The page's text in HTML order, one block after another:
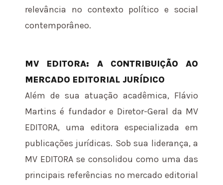
relevância no contexto político e social
contemporâneo.
MV EDITORA: A CONTRIBUIÇÃO AO
MERCADO EDITORIAL JURÍDICO
Além de sua atuação acadêmica, Flávio
Martins é fundador e Diretor-Geral da MV
EDITORA, uma editora especializada em
publicações jurídicas. Sob sua liderança, a
MV EDITORA se consolidou como uma das
principais referências no mercado editorial